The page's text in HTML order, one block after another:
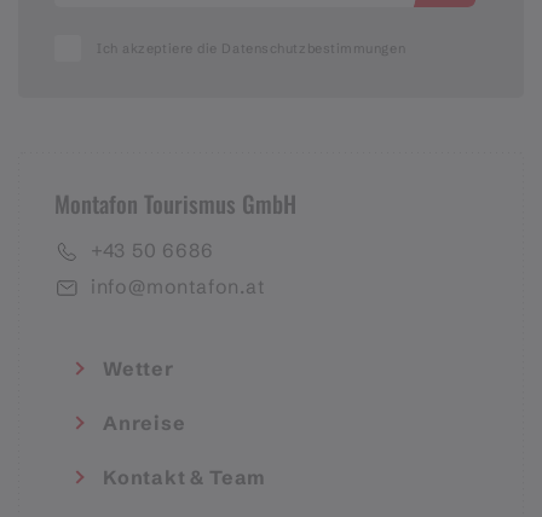
Ich akzeptiere die Datenschutzbestimmungen
Montafon Tourismus GmbH
+43 50 6686
info@montafon.at
Wetter
Anreise
Kontakt & Team